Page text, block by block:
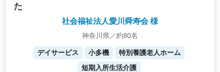
た
社会福祉法人愛川舜寿会 様
神奈川県／約80名
デイサービス 小多機
特別養護老人ホーム
短期入所生活介護